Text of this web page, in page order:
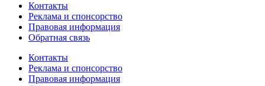
Контакты
Реклама и спонсорство
Правовая информация
Обратная связь
Контакты
Реклама и спонсорство
Правовая информация